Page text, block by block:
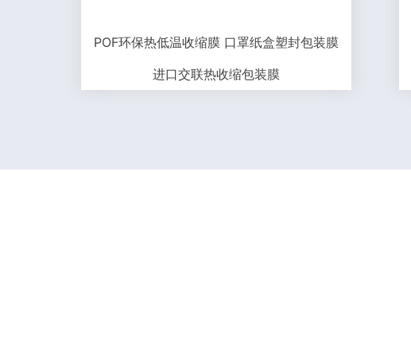
POF环保热低温收缩膜 口罩纸盒塑封包装膜
进口交联热收缩包装膜